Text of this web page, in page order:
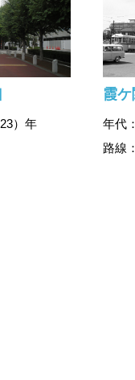
）年
霞ケ
年代
路線